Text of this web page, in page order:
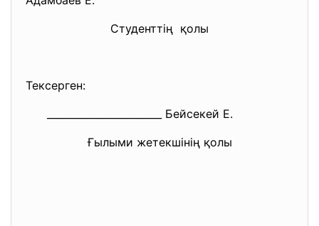
Студенттің қолы
Тексерген:
Бейсекей Е.
Ғылыми жетекшінің қолы